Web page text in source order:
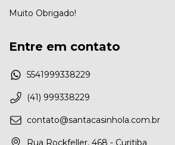
Muito Obrigado!
Entre em contato
5541999338229
(41) 999338229
contato@santacasinhola.com.br